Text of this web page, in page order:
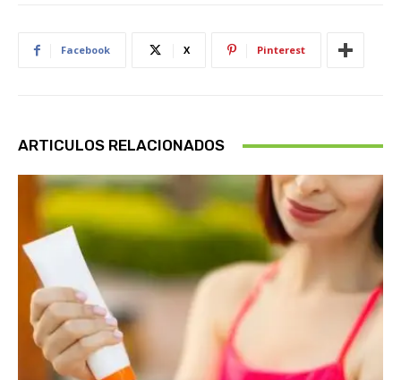
Facebook X Pinterest
ARTICULOS RELACIONADOS